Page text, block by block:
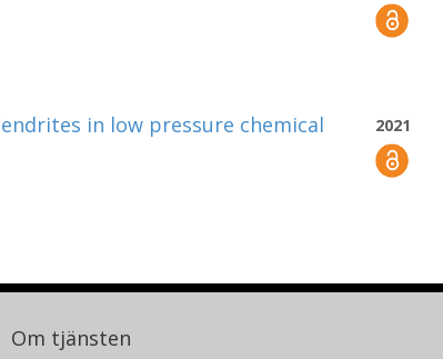
2021
in low pressure chemical
Om tjänsten